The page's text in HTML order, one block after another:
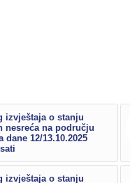
izvještaja o stanju
na području
dane 12/13.10.2025
izvještaja o stanju